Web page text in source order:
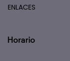
ENLACES
Horario